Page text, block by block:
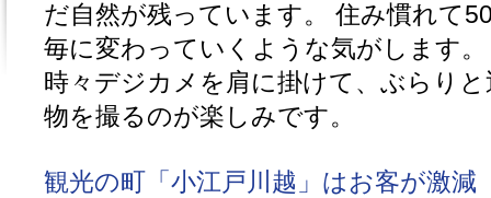
だ自然が残っています。 住み慣れて
毎に変わっていくような気がします。
時々デジカメを肩に掛けて、ぶらり
物を撮るのが楽しみです。
観光の町「小江戸川越」はお客が激減